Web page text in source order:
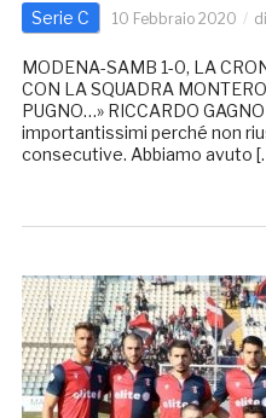
Serie C 10 Febbraio 2020 di
MODENA-SAMB 1-0, LA
CON LA SQUADRA
PUGNO…» RICCARDO
importantissimi perché non
consecutive. Abbiamo avuto